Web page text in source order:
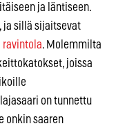
ja läntiseen.
ja sillä sijaitsevat
ravintola. Molemmilta
joissa
on tunnettu
onkin saaren